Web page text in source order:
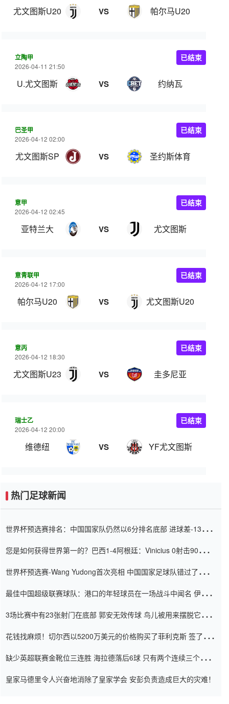
尤文图斯U20 VS 帕尔马U20
立陶甲
2026-04-11 21:50
U.尤文图斯 VS 约纳瓦
已结束
巴圣甲
2026-04-12 02:00
尤文图斯SP VS 圣约斯体育
已结束
意甲
2026-04-12 02:45
亚特兰大 VS 尤文图斯
已结束
意青联甲
2026-04-12 17:00
帕尔马U20 VS 尤文图斯U20
已结束
意丙
2026-04-12 18:30
尤文图斯U23 VS 圭多尼亚
已结束
瑞士乙
2026-04-12 20:00
维德纽 VS YF尤文图斯
已结束
热门足球新闻
世界杯预选赛排名：中国国家队仍然以6分排名底部 进球差-13令人
您是如何获得世界第一的？巴西1-4阿根廷：Vinicius 0射击90分钟
世界杯预选赛-Wang Yudong首次亮相 中国国家足球队错过了世界
最佳中国超级联赛球队：港口的年轻球员在一场战斗中闻名 伊万放
3场比赛中有23张射门在底部 郭安无效传球 鸟儿被用来摆脱它
花钱找麻烦！切尔西以5200万美元的价格购买了菲利克斯 签了7年
缺少英超联赛金靴位三连胜 海拉德落后6球 只有两个连续三个连续
皇家马德里令人兴奋地消除了皇家学会 安彭负责造成巨大的灾难！